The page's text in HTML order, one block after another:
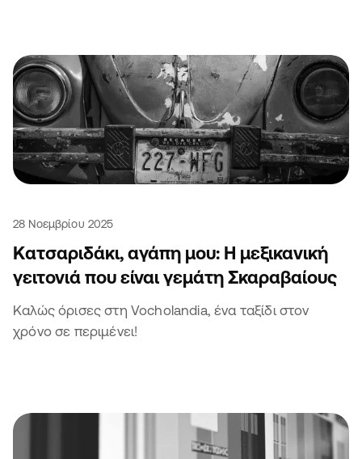
28 Νοεμβρίου 2025
Κατσαριδάκι, αγάπη μου: Η μεξικανική
γειτονιά που είναι γεμάτη Σκαραβαίους
Καλώς όρισες στη Vocholandia, ένα ταξίδι στον
χρόνο σε περιμένει!